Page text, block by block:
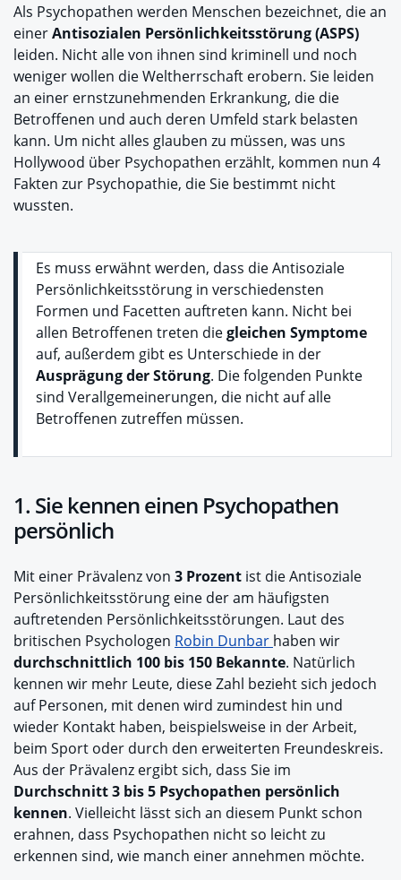
Als Psychopathen werden Menschen bezeichnet, die an
einerAntisozialen Persönlichkeitsstörung (ASPS)
leiden. Nicht alle von ihnen sind kriminell und noch
weniger wollen die Weltherrschaft erobern. Sie leiden
an einer ernstzunehmenden Erkrankung, die die
Betroffenen und auch deren Umfeld stark belasten
kann. Um nicht alles glauben zu müssen, was uns
Hollywood über Psychopathen erzählt, kommen nun 4
Fakten zur Psychopathie, die Sie bestimmt nicht
wussten.
Es muss erwähnt werden, dass die Antisoziale
Persönlichkeitsstörung in verschiedensten
Formen und Facetten auftreten kann. Nicht bei
allen Betroffenen treten diegleichen Symptome
auf, außerdem gibt es Unterschiede in der
Ausprägung der Störung. Die folgenden Punkte
sind Verallgemeinerungen, die nicht auf alle
Betroffenen zutreffen müssen.
1. Sie kennen einen Psychopathen
persönlich
Mit einer Prävalenz von 3 Prozent ist die Antisoziale
Persönlichkeitsstörung eine der am häufigsten
auftretenden Persönlichkeitsstörungen. Laut des
britischen Psychologen Robin Dunbar haben wir
durchschnittlich 100 bis 150 Bekannte. Natürlich
kennen wir mehr Leute, diese Zahl bezieht sich jedoch
auf Personen, mit denen wird zumindest hin und
wieder Kontakt haben, beispielsweise in der Arbeit,
beim Sport oder durch den erweiterten Freundeskreis.
Aus der Prävalenz ergibt sich, dass Sie im
Durchschnitt 3 bis 5 Psychopathen persönlich
kennen. Vielleicht lässt sich an diesem Punkt schon
erahnen, dass Psychopathen nicht so leicht zu
erkennen sind, wie manch einer annehmen möchte.